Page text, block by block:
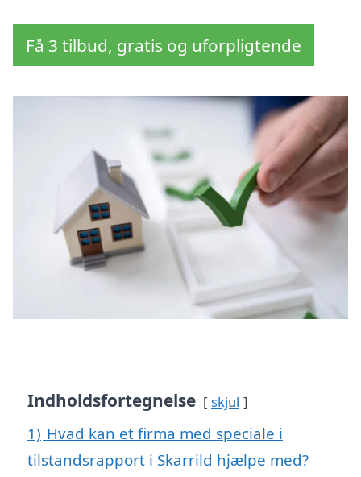
Få 3 tilbud, gratis og uforpligtende
Indholdsfortegnelse skjul
1) Hvad kan et firma med speciale i
tilstandsrapport i Skarrild hjælpe med?